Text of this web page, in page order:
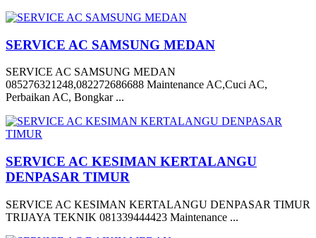
SERVICE AC SAMSUNG MEDAN
SERVICE AC SAMSUNG MEDAN
085276321248,082272686688 Maintenance AC,Cuci AC,
Perbaikan AC, Bongkar ...
SERVICE AC KESIMAN KERTALANGU
DENPASAR TIMUR
SERVICE AC KESIMAN KERTALANGU DENPASAR TIMUR
TRIJAYA TEKNIK 081339444423 Maintenance ...